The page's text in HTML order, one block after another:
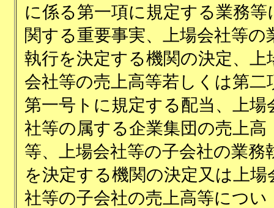
に係る第一項に規定する業務等
関する重要事実、上場会社等の
執行を決定する機関の決定、上
会社等の売上高等若しくは第二
第一号トに規定する配当、上場
社等の属する企業集団の売上高
等、上場会社等の子会社の業務
を決定する機関の決定又は上場
社等の子会社の売上高等につい